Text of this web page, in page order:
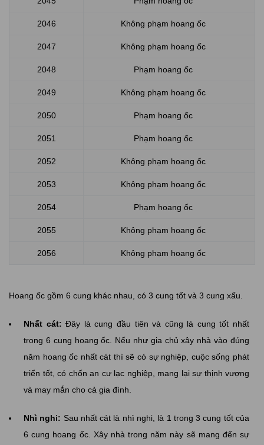
2046 Không phạm hoang ốc
2047 Không phạm hoang ốc
2048 Phạm hoang ốc
2049 Không phạm hoang ốc
2050 Phạm hoang ốc
2051 Phạm hoang ốc
2052 Không phạm hoang ốc
2053 Không phạm hoang ốc
2054 Phạm hoang ốc
2055 Không phạm hoang ốc
2056 Không phạm hoang ốc
Hoang ốc gồm 6 cung khác nhau, có 3 cung tốt và 3 cung xấu.
Nhất cát:Đây là cung đầu tiên và cũng là cung tốt nhất
trong 6 cung hoang ốc. Nếu như gia chủ xây nhà vào đúng
năm hoang ốc nhất cát thì sẽ có sự nghiệp, cuộc sống phát
triển tốt, có chốn an cư lạc nghiệp, mang lại sự thịnh vượng
và may mắn cho cả gia đình.
Nhì nghi: Sau nhất cát là nhì nghi, là 1 trong 3 cung tốt của
6 cung hoang ốc. Xây nhà trong năm này sẽ mang đến sự